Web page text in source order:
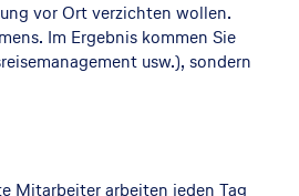
vor Ort verzichten wollen.
Im Ergebnis kommen Sie
usw.), sondern
Mitarbeiter arbeiten jeden Tag